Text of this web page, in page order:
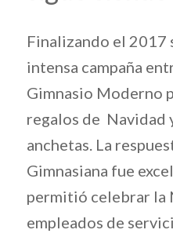
Finalizando el 2017
intensa campaña
Gimnasio Moderno
regalos de Navidad
anchetas. La
Gimnasiana fue
permitió celebrar la
empleados de